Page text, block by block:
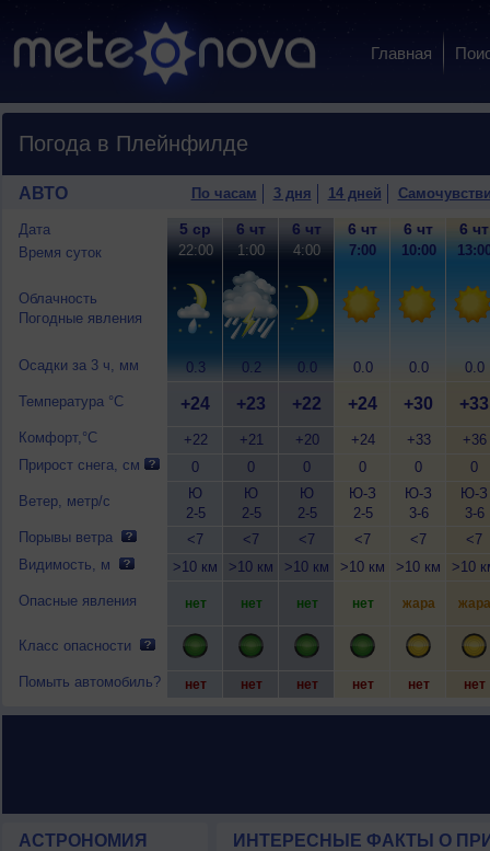
Главная
Погода в Плейнфилде
АВТО По часам 3 дня 14 дней
Дата
Время суток
Облачность
Погодные явления
Осадки за 3 ч, мм
Температура °C
Комфорт,°C
Прирост снега, см
Ветер, метр/с
Порывы ветра
Видимость, м
Опасные явления
Класс опасности
Помыть автомобиль?
5 ср
22:00
0.3
+24
+22
0
Ю
2-5
<7
>10 км
нет
нет
6 чт
1:00
0.2
+23
+21
0
Ю
2-5
<7
>10 км
нет
нет
6 чт
4:00
0.0
+22
+20
0
Ю
2-5
<7
>10 км
нет
нет
6 чт
7:00
0.0
+24
+24
0
Ю-З
2-5
<7
>10 км
нет
нет
6 чт
10:00
0.0
+30
+33
0
Ю-З
3-6
<7
>10 км
жара
нет
6 чт
0.0
+33
+36
0
Ю-З
3-6
<7
>10
жара
нет
АСТРОНОМИЯ ИНТЕРЕСНЫЕ ФАКТЫ О